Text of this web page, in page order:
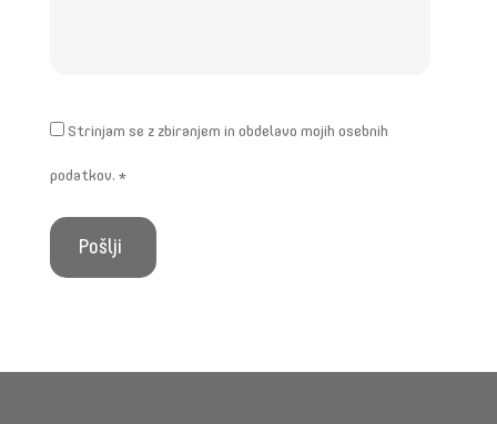
Strinjam se z zbiranjem in obdelavo mojih osebnih
podatkov.